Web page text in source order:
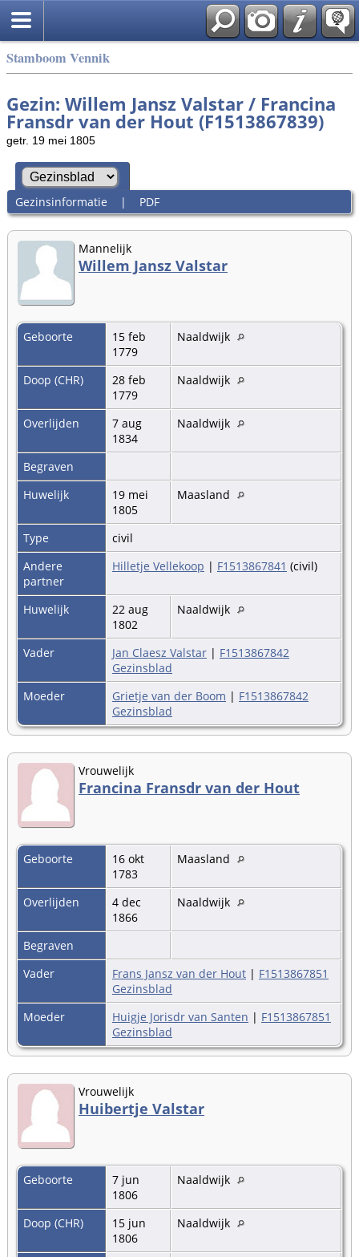
Stamboom Vennik
Gezin: Willem Jansz Valstar / Francina
Fransdr van der Hout (F1513867839)
getr. 19 mei 1805
Gezinsinformatie | PDF
Mannelijk
Willem Jansz Valstar
Geboorte
15 feb
1779
Naaldwijk
Doop (CHR)
28 feb
1779
Naaldwijk
Overlijden
7 aug
1834
Naaldwijk
Begraven
Huwelijk
19 mei
1805
Maasland
Type
civil
Andere
partner
Hilletje Vellekoop | F1513867841 (civil)
Huwelijk
22 aug
1802
Naaldwijk
Vader Jan Claesz Valstar | F1513867842
Gezinsblad
Moeder
Grietje van der Boom | F1513867842
Gezinsblad
Vrouwelijk
Francina Fransdr van der Hout
Geboorte
16 okt
1783
Maasland
Overlijden
4 dec
1866
Naaldwijk
Begraven
Vader
Frans Jansz van der Hout | F1513867851
Gezinsblad
Moeder
Huigje Jorisdr van Santen | F1513867851
Gezinsblad
Vrouwelijk
Huibertje Valstar
Geboorte
7 jun
1806
Naaldwijk
Doop (CHR)
15 jun
1806
Naaldwijk